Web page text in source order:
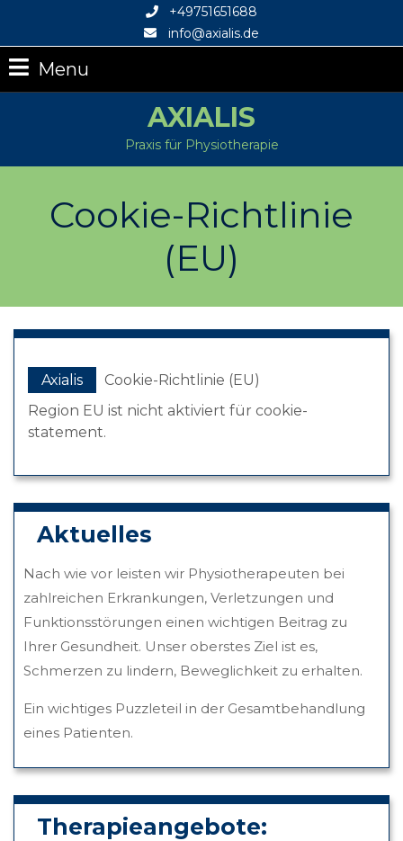
+49751651688
info@axialis.de
Menu
AXIALIS
Praxis für Physiotherapie
Cookie-Richtlinie
(EU)
Axialis
Cookie-Richtlinie (EU)
Region EU ist nicht aktiviert für cookie-
statement.
Aktuelles
Nach wie vor leisten wir Physiotherapeuten bei
zahlreichen Erkrankungen, Verletzungen und
Funktionsstörungen einen wichtigen Beitrag zu
Ihrer Gesundheit. Unser oberstes Ziel ist es,
Schmerzen zu lindern, Beweglichkeit zu erhalten.
Ein wichtiges Puzzleteil in der Gesamtbehandlung
eines Patienten.
Therapieangebote: